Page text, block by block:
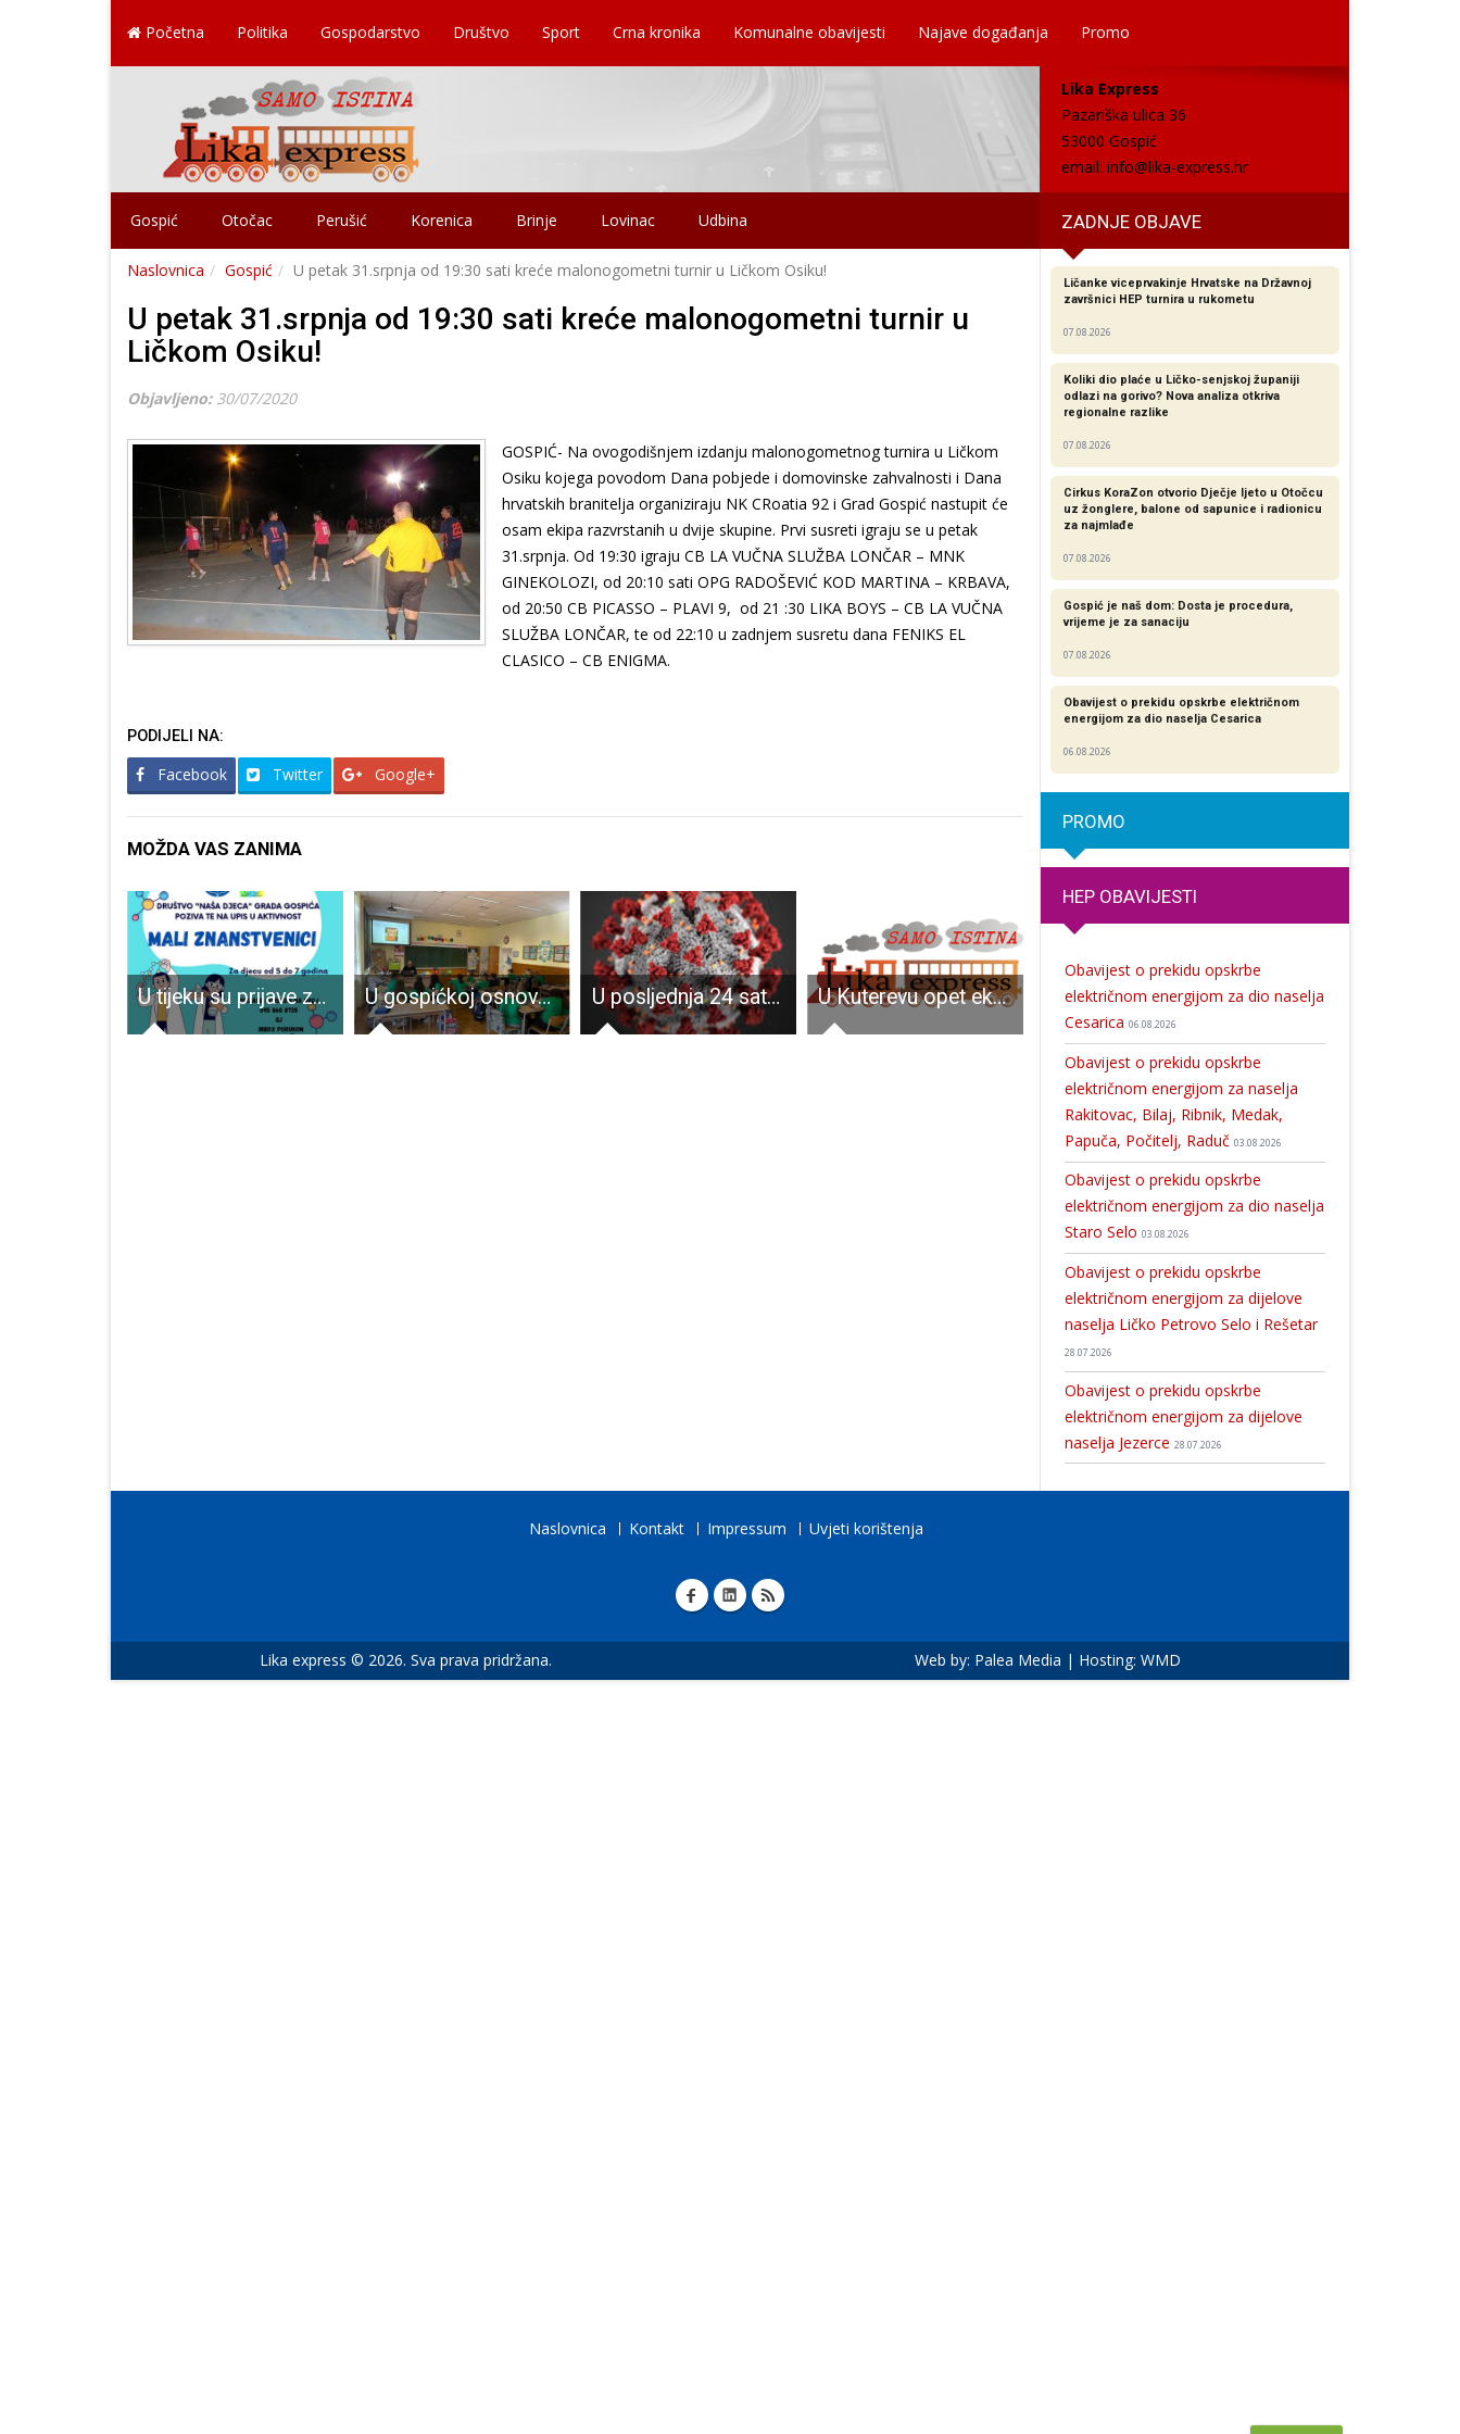
Početna Politika Gospodarstvo Društvo Sport Crna kronika Komunalne obavijesti Najave događanja Promo
Lika Express
Pazariška ulica 36
53000 Gospić
email: info@lika-express.hr
Gospić Otočac Perušić Korenica Brinje Lovinac Udbina ZADNJE OBJAVE
Naslovnica Gospić U petak 31.srpnja od 19:30 sati kreće malonogometni turnir u Ličkom Osiku!
U petak 31.srpnja od 19:30 sati kreće malonogometni turnir u
Ličkom Osiku!
Objavljeno: 30/07/2020
GOSPIĆ- Na ovogodišnjem izdanju malonogometnog turnira u Ličkom
Osiku kojega povodom Dana pobjede i domovinske zahvalnosti i Dana
hrvatskih branitelja organiziraju NK CRoatia 92 i Grad Gospić nastupit će
osam ekipa razvrstanih u dvije skupine. Prvi susreti igraju se u petak
31.srpnja. Od 19:30 igraju CB LA VUČNA SLUŽBA LONČAR – MNK
GINEKOLOZI, od 20:10 sati OPG RADOŠEVIĆ KOD MARTINA – KRBAVA,
od 20:50 CB PICASSO – PLAVI 9, od 21 :30 LIKA BOYS – CB LA VUČNA
SLUŽBA LONČAR, te od 22:10 u zadnjem susretu dana FENIKS EL
CLASICO – CB ENIGMA.
PODIJELI NA:
Facebook Twitter Google+
MOŽDA VAS ZANIMA
U tijeku su prijave za aktivnosti Društva Naša djeca Gospić U gospićkoj osnovnoj školi održan edukativni kviz povodom Dana planete Zemlje U posljednja 24 sata 33 novooboljele osobe od COVID-19 U Kuterevu opet eksplozivna naprava u drvima Grad Gospić nastavlja pružati potporu poljoprivrednicima
Ličanke viceprvakinje Hrvatske na Državnoj
završnici HEP turnira u rukometu
07.08.2026
Koliki dio plaće u Ličko-senjskoj županiji
odlazi na gorivo? Nova analiza otkriva
regionalne razlike​
07.08.2026
Cirkus KoraZon otvorio Dječje ljeto u Otočcu
uz žonglere, balone od sapunice i radionicu
za najmlađe
07.08.2026
Gospić je naš dom: Dosta je procedura,
vrijeme je za sanaciju
07.08.2026
Obavijest o prekidu opskrbe električnom
energijom za dio naselja Cesarica
06.08.2026
PROMO
HEP OBAVIJESTI
Obavijest o prekidu opskrbe
električnom energijom za dio naselja
Cesarica 06.08.2026
Obavijest o prekidu opskrbe
električnom energijom za naselja
Rakitovac, Bilaj, Ribnik, Medak,
Papuča, Počitelj, Raduč 03.08.2026
Obavijest o prekidu opskrbe
električnom energijom za dio naselja
Staro Selo 03.08.2026
Obavijest o prekidu opskrbe
električnom energijom za dijelove
naselja Ličko Petrovo Selo i Rešetar
28.07.2026
Obavijest o prekidu opskrbe
električnom energijom za dijelove
naselja Jezerce 28.07.2026
Naslovnica Kontakt Impressum Uvjeti korištenja
Lika express © 2026. Sva prava pridržana. Web by: Palea Media | Hosting: WMD